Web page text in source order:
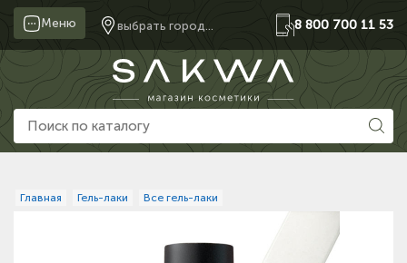
Меню выбрать город... 8 800 700 11 53
Главная Гель-лаки Все гель-лаки